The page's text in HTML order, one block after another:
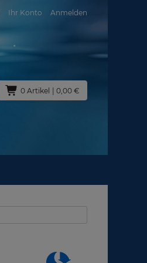
Ihr Konto Anmelden
0 Artikel | 0,00 €